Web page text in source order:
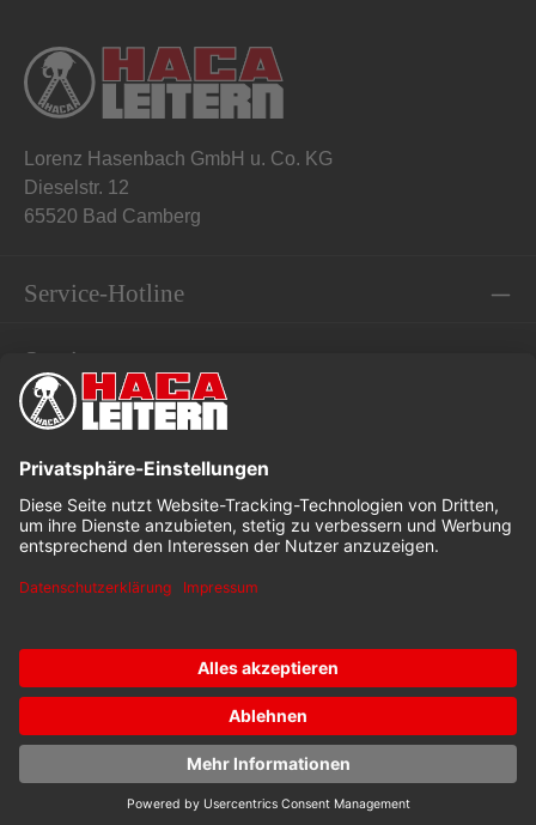
Lorenz Hasenbach GmbH u. Co. KG
Dieselstr. 12
65520 Bad Camberg
Service-Hotline
Service
Informationen
* Alle Preise exkl. gesetzl. Mehrwertsteuer
© 2026 Lorenz Hasenbach GmbH u. Co. KG with ❤ bymister
bk!
Kataloge Stellenangebote Downloads